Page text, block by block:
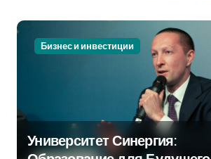
Бизнес и инвестиции
Университет Синергия: